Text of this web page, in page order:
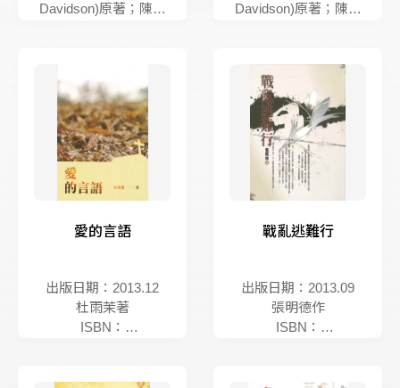
Davidson)原著；陳政
9789860423600
Davidson)原著；陳政
9789860423600
愛的言語
出版日期：2013.12
杜雨茉著
ISBN：
戰亂逃難行
出版日期：2013.09
張明德作
ISBN：